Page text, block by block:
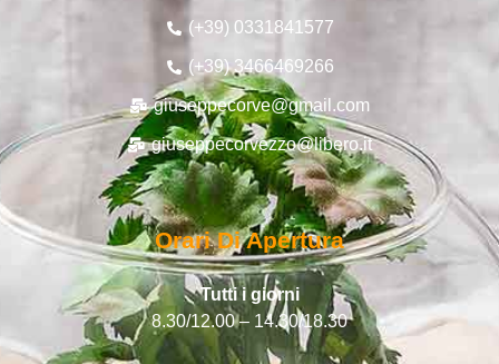
(+39) 0331841577
(+39) 3466469266
giuseppecorve@gmail.com
giuseppecorvezzo@libero.it
Orari Di Apertura
Tutti i giorni
8.30/12.00 – 14.30/18.30